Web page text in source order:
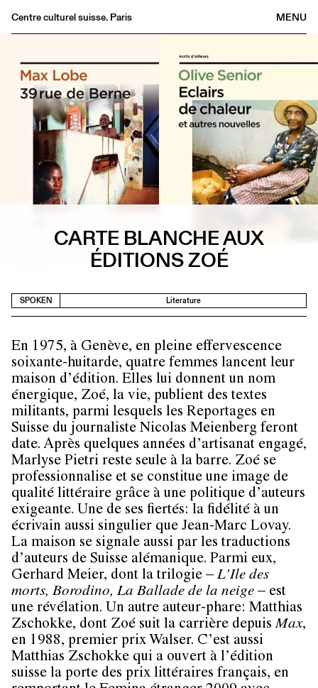
MENU
Centre culturel suisse. Paris
Bookshop
Buvette
Archives
Medias
Publications
About
EN
CARTE BLANCHE AUX
ÉDITIONS ZOÉ
SPOKEN Literature
En 1975, à Genève, en pleine effervescence
soixante-huitarde, quatre femmes lancent leur
maison d’édition. Elles lui donnent un nom
énergique, Zoé, la vie, publient des textes
militants, parmi lesquels les Reportages en
Suisse du journaliste Nicolas Meienberg feront
date. Après quelques années d’artisanat engagé,
Marlyse Pietri reste seule à la barre. Zoé se
professionnalise et se constitue une image de
qualité littéraire grâce à une politique d’auteurs
exigeante. Une de ses fiertés: la fidélité à un
écrivain aussi singulier que Jean-Marc Lovay.
La maison se signale aussi par les traductions
d’auteurs de Suisse alémanique. Parmi eux,
Gerhard Meier, dont la trilogie – L’Ile des
morts, Borodino, La Ballade de la neige – est
une révélation. Un autre auteur-phare: Matthias
Zschokke, dont Zoé suit la carrière depuisMax,
en 1988, premier prix Walser. C’est aussi
Matthias Zschokke qui a ouvert à l’édition
suisse la porte des prix littéraires français, en